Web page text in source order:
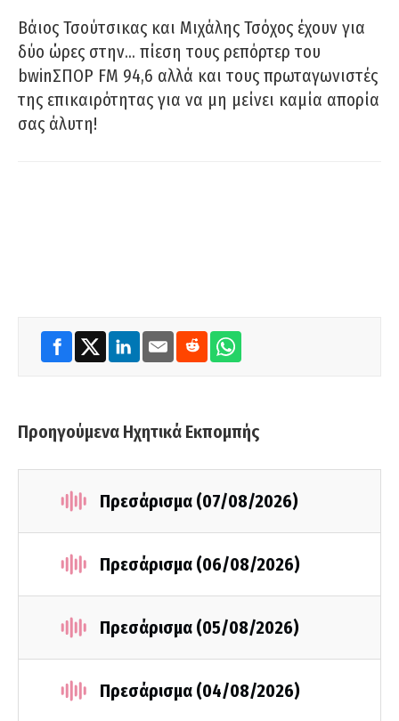
Βάιος Τσούτσικας και Μιχάλης Τσόχος έχουν για
δύο ώρες στην… πίεση τους ρεπόρτερ του
bwinΣΠΟΡ FM 94,6 αλλά και τους πρωταγωνιστές
της επικαιρότητας για να μη μείνει καμία απορία
σας άλυτη!
Προηγούμενα Ηχητικά Εκπομπής
Πρεσάρισμα (07/08/2026)
Πρεσάρισμα (06/08/2026)
Πρεσάρισμα (05/08/2026)
Πρεσάρισμα (04/08/2026)